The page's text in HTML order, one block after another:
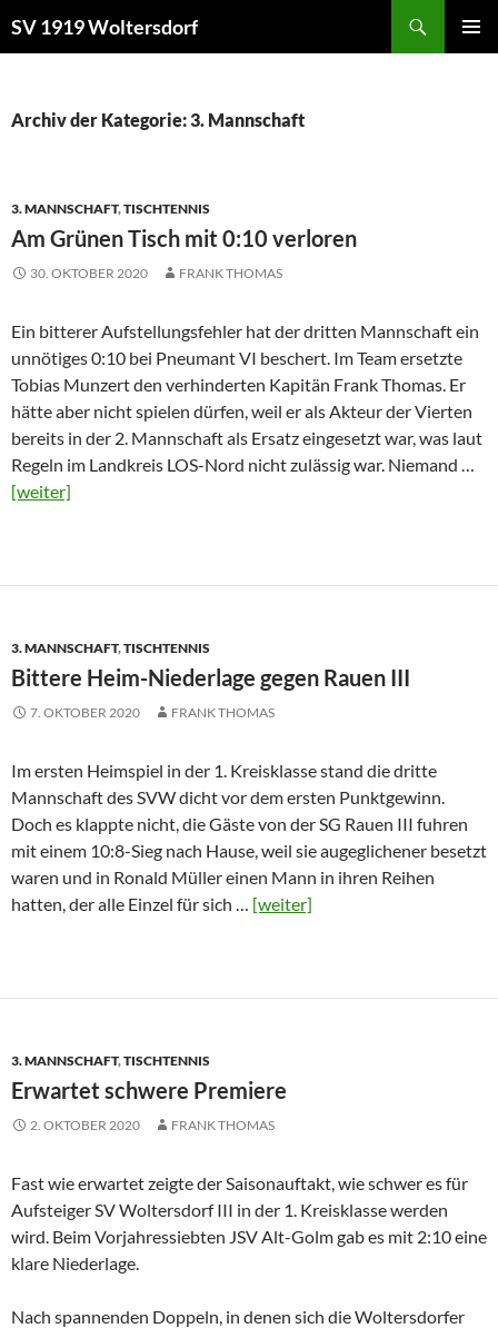
Inhalt
SV 1919 Woltersdorf
Archiv der Kategorie: 3. Mannschaft
3. MANNSCHAFT,TISCHTENNIS
Am Grünen Tisch mit 0:10 verloren
30. OKTOBER 2020 FRANK THOMAS
Ein bitterer Aufstellungsfehler hat der dritten Mannschaft ein
unnötiges 0:10 bei Pneumant VI beschert. Im Team ersetzte
Tobias Munzert den verhinderten Kapitän Frank Thomas. Er
hätte aber nicht spielen dürfen, weil er als Akteur der Vierten
bereits in der 2. Mannschaft als Ersatz eingesetzt war, was laut
Regeln im Landkreis LOS-Nord nicht zulässig war. Niemand …
[weiter]
3. MANNSCHAFT,TISCHTENNIS
Bittere Heim-Niederlage gegen Rauen III
7. OKTOBER 2020 FRANK THOMAS
Im ersten Heimspiel in der 1. Kreisklasse stand die dritte
Mannschaft des SVW dicht vor dem ersten Punktgewinn.
Doch es klappte nicht, die Gäste von der SG Rauen III fuhren
mit einem 10:8-Sieg nach Hause, weil sie augeglichener besetzt
waren und in Ronald Müller einen Mann in ihren Reihen
hatten, der alle Einzel für sich … [weiter]
3. MANNSCHAFT,TISCHTENNIS
Erwartet schwere Premiere
2. OKTOBER 2020 FRANK THOMAS
Fast wie erwartet zeigte der Saisonauftakt, wie schwer es für
Aufsteiger SV Woltersdorf III in der 1. Kreisklasse werden
wird. Beim Vorjahressiebten JSV Alt-Golm gab es mit 2:10 eine
klare Niederlage.
Nach spannenden Doppeln, in denen sich die Woltersdorfer